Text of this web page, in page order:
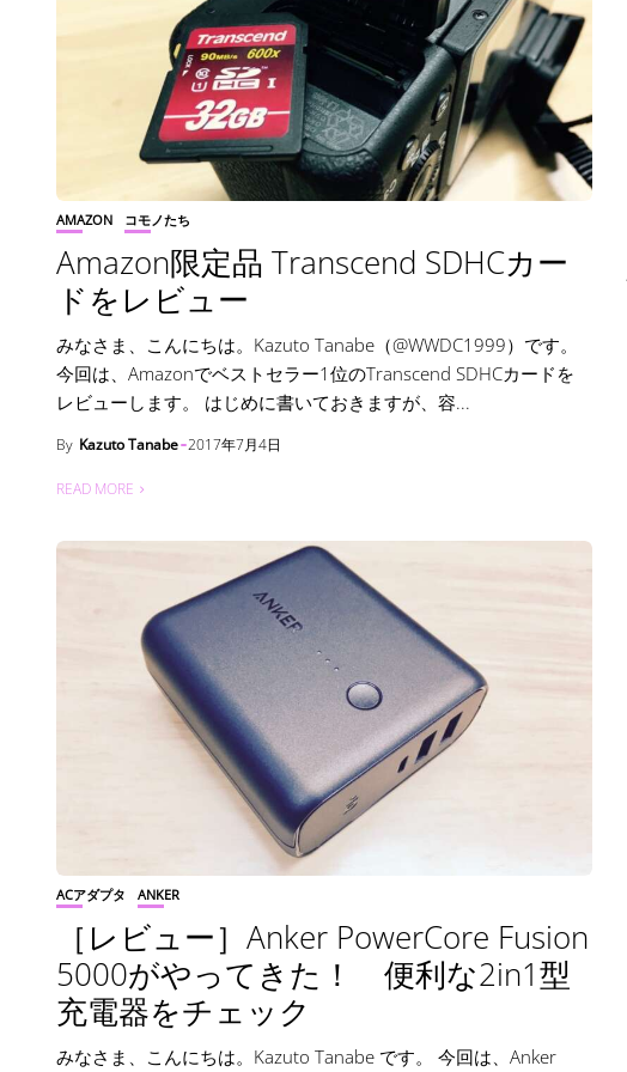
AMAZON コモノたち
Amazon限定品 Transcend SDHCカー
ドをレビュー
みなさま、こんにちは。Kazuto Tanabe（@WWDC1999）です。
今回は、Amazonでベストセラー1位のTranscend SDHCカードを
レビューします。 はじめに書いておきますが、容...
By Kazuto Tanabe 2017年7月4日
READ MORE
ACアダプタ ANKER
［レビュー］Anker PowerCore Fusion
5000がやってきた！ 便利な2in1型
充電器をチェック
みなさま、こんにちは。Kazuto Tanabe です。 今回は、Anker